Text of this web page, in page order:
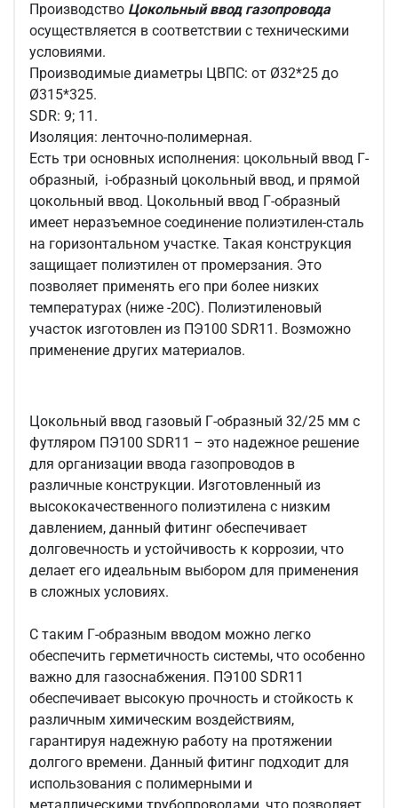
Производство Цокольный ввод газопровода
осуществляется в соответствии с техническими
условиями.
Производимые диаметры ЦВПС: от Ø32*25 до
Ø315*325.
SDR: 9; 11.
Изоляция: ленточно-полимерная.
Есть три основных исполнения: цокольный ввод Г-
образный, i-образный цокольный ввод, и прямой
цокольный ввод. Цокольный ввод Г-образный
имеет неразъемное соединение полиэтилен-сталь
на горизонтальном участке. Такая конструкция
защищает полиэтилен от промерзания. Это
позволяет применять его при более низких
температурах (ниже -20С). Полиэтиленовый
участок изготовлен из ПЭ100 SDR11. Возможно
применение других материалов.
Цокольный ввод газовый Г-образный 32/25 мм с
футляром ПЭ100 SDR11 – это надежное решение
для организации ввода газопроводов в
различные конструкции. Изготовленный из
высококачественного полиэтилена с низким
давлением, данный фитинг обеспечивает
долговечность и устойчивость к коррозии, что
делает его идеальным выбором для применения
в сложных условиях.
С таким Г-образным вводом можно легко
обеспечить герметичность системы, что особенно
важно для газоснабжения. ПЭ100 SDR11
обеспечивает высокую прочность и стойкость к
различным химическим воздействиям,
гарантируя надежную работу на протяжении
долгого времени. Данный фитинг подходит для
использования с полимерными и